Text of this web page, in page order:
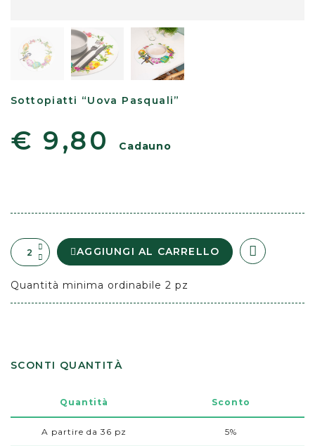
Sottopiatti “Uova Pasquali”
€ 9,80 Cadauno
AGGIUNGI AL CARRELLO
Quantità minima ordinabile 2 pz
SCONTI QUANTITÀ
Quantità Sconto
A partire da 36 pz 5%